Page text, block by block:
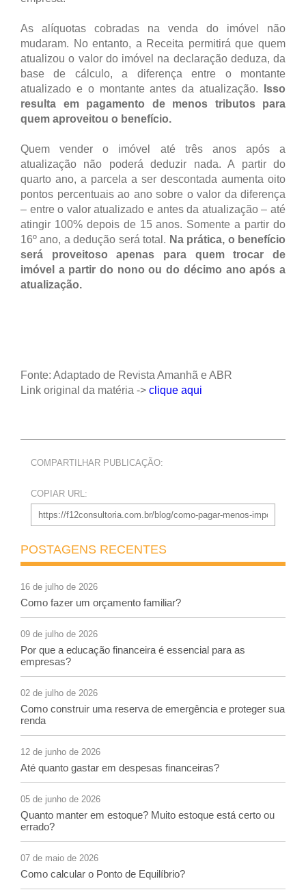
As alíquotas cobradas na venda do imóvel não
mudaram. No entanto, a Receita permitirá que quem
atualizou o valor do imóvel na declaração deduza, da
base de cálculo, a diferença entre o montante
atualizado e o montante antes da atualização.
Isso
resulta em pagamento de menos tributos para
quem aproveitou o benefício.
Quem vender o imóvel até três anos após a
atualização não poderá deduzir nada. A partir do
quarto ano, a parcela a ser descontada aumenta oito
pontos percentuais ao ano sobre o valor da diferença
– entre o valor atualizado e antes da atualização – até
atingir 100% depois de 15 anos. Somente a partir do
16º ano, a dedução será total. Na prática, o benefício
será proveitoso apenas para quem trocar de
imóvel a partir do nono ou do décimo ano após a
atualização.
Fonte: Adaptado de Revista Amanhã e ABR
Link original da matéria -> clique aqui
COMPARTILHAR PUBLICAÇÃO:
COPIAR URL:
POSTAGENS RECENTES
16 de julho de 2026
Como fazer um orçamento familiar?
09 de julho de 2026
Por que a educação financeira é essencial para as
empresas?
02 de julho de 2026
Como construir uma reserva de emergência e proteger sua
renda
12 de junho de 2026
Até quanto gastar em despesas financeiras?
05 de junho de 2026
Quanto manter em estoque? Muito estoque está certo ou
errado?
07 de maio de 2026
Como calcular o Ponto de Equilíbrio?